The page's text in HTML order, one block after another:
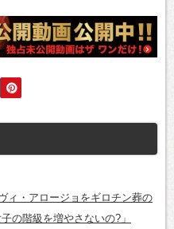
ィ・アロージョをギロチン葬の
の階級を増やさないの?」